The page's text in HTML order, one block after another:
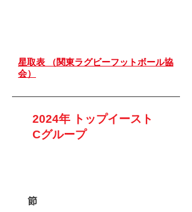
星取表 （関東ラグビーフットボール協
会）
2024年 トップイースト
Cグループ
節